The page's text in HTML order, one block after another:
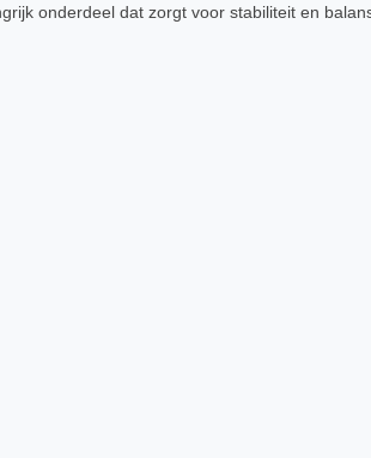
onderdeel dat zorgt voor stabiliteit en